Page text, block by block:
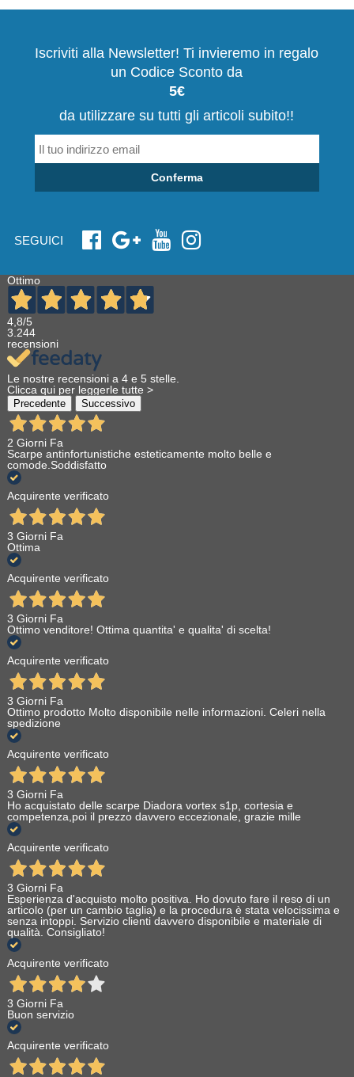
Iscriviti alla Newsletter! Ti invieremo in regalo
un Codice Sconto da
5€
da utilizzare su tutti gli articoli subito!!
Conferma
SEGUICI
Ottimo
4,8/5
3.244
recensioni
Le nostre recensioni a 4 e 5 stelle.
Clicca qui per leggerle tutte >
Precedente Successivo
2 Giorni Fa
Scarpe antinfortunistiche esteticamente molto belle e
comode.Soddisfatto
Acquirente verificato
3 Giorni Fa
Ottima
Acquirente verificato
3 Giorni Fa
Ottimo venditore! Ottima quantita' e qualita' di scelta!
Acquirente verificato
3 Giorni Fa
Ottimo prodotto Molto disponibile nelle informazioni. Celeri nella
spedizione
Acquirente verificato
3 Giorni Fa
Ho acquistato delle scarpe Diadora vortex s1p, cortesia e
competenza,poi il prezzo davvero eccezionale, grazie mille
Acquirente verificato
3 Giorni Fa
Esperienza d'acquisto molto positiva. Ho dovuto fare il reso di un
articolo (per un cambio taglia) e la procedura è stata velocissima e
senza intoppi. Servizio clienti davvero disponibile e materiale di
qualità. Consigliato!
Acquirente verificato
3 Giorni Fa
Buon servizio
Acquirente verificato